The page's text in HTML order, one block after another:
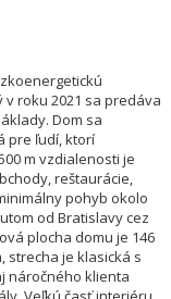
roku 2021 sa predáva
Dom sa
pre ľudí, ktorí
m vzdialenosti je
reštaurácie,
pohyb okolo
od Bratislavy cez
plocha domu je 146
strecha je klasická s
náročného klienta